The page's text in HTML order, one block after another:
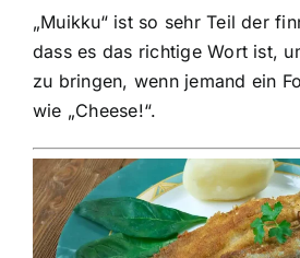
„Muikku“ ist so sehr Teil der
dass es das richtige Wort ist,
zu bringen, wenn jemand ein
wie „Cheese!“.